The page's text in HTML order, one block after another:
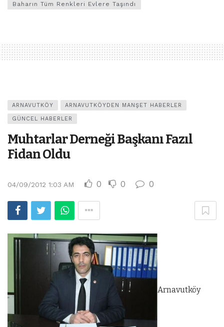
Baharın Tüm Renkleri Evlere Taşındı
ARNAVUTKÖY ARNAVUTKÖYDEN MANŞET HABERLER
GÜNCEL HABERLER
Muhtarlar Derneği Başkanı Fazıl
Fidan Oldu
04/09/2012 1:03 AM 0 0 0
Arnavutköy